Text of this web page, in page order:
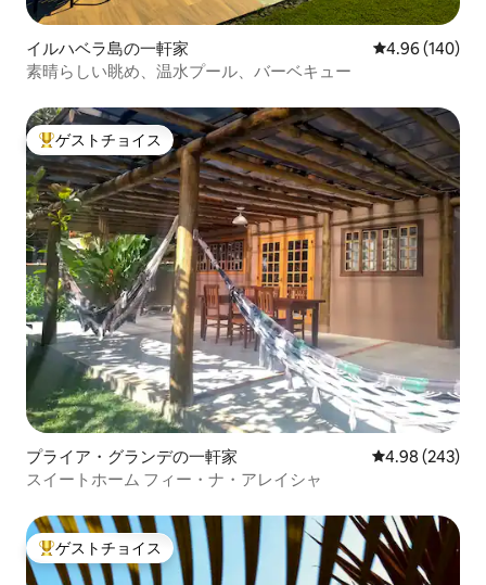
イルハベラ島の一軒家 レビュー140
4.96 (140)
素晴らしい眺め、温水プール、バーベキュー
大好評のゲストチョイスです。
ゲストチョイス
プライア・グランデの一軒家 レビュー243
4.98 (243)
スイートホーム フィー・ナ・アレイシャ
大好評のゲストチョイスです。
ゲストチョイス